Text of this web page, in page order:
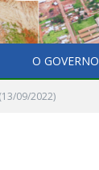
O GOVERNO
09/2022)